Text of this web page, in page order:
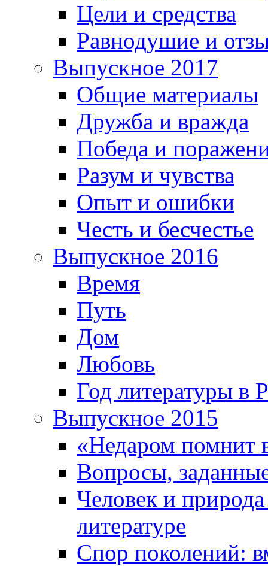
Цели и средства
Равнодушие и
Выпускное 2017
Общие материалы
Дружба и вражда
Победа и
Разум и чувства
Опыт и ошибки
Честь и бесчестье
Выпускное 2016
Время
Путь
Дом
Любовь
Год литературы в
Выпускное 2015
«Недаром помнит
Вопросы,
Человек и
литературе
Спор поколений: